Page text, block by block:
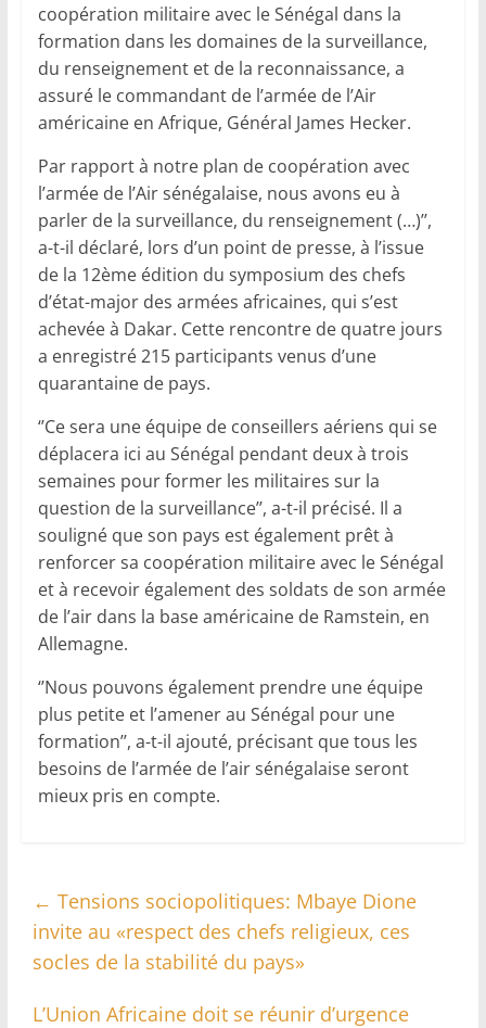
coopération militaire avec le Sénégal dans la
formation dans les domaines de la surveillance,
du renseignement et de la reconnaissance, a
assuré le commandant de l’armée de l’Air
américaine en Afrique, Général James Hecker.
Par rapport à notre plan de coopération avec
l’armée de l’Air sénégalaise, nous avons eu à
parler de la surveillance, du renseignement (…)’’,
a-t-il déclaré, lors d’un point de presse, à l’issue
de la 12ème édition du symposium des chefs
d’état-major des armées africaines, qui s’est
achevée à Dakar. Cette rencontre de quatre jours
a enregistré 215 participants venus d’une
quarantaine de pays.
‘’Ce sera une équipe de conseillers aériens qui se
déplacera ici au Sénégal pendant deux à trois
semaines pour former les militaires sur la
question de la surveillance’’, a-t-il précisé. Il a
souligné que son pays est également prêt à
renforcer sa coopération militaire avec le Sénégal
et à recevoir également des soldats de son armée
de l’air dans la base américaine de Ramstein, en
Allemagne.
‘’Nous pouvons également prendre une équipe
plus petite et l’amener au Sénégal pour une
formation’’, a-t-il ajouté, précisant que tous les
besoins de l’armée de l’air sénégalaise seront
mieux pris en compte.
← Tensions sociopolitiques: Mbaye Dione
invite au «respect des chefs religieux, ces
socles de la stabilité du pays»
L’Union Africaine doit se réunir d’urgence